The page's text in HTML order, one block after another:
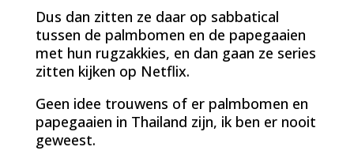
Dus dan zitten ze daar op sabbatical
tussen de palmbomen en de papegaaien
met hun rugzakkies, en dan gaan ze series
zitten kijken op Netflix.
Geen idee trouwens of er palmbomen en
papegaaien in Thailand zijn, ik ben er nooit
geweest.